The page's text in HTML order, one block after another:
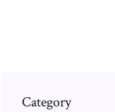
Category